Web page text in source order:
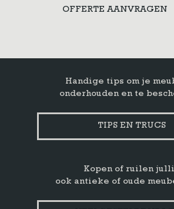
OFFERTE AANVRAGEN
Handige tips om je
onderhouden en te
TIPS EN TRUCS
Kopen of ruilen
ook antieke of oude